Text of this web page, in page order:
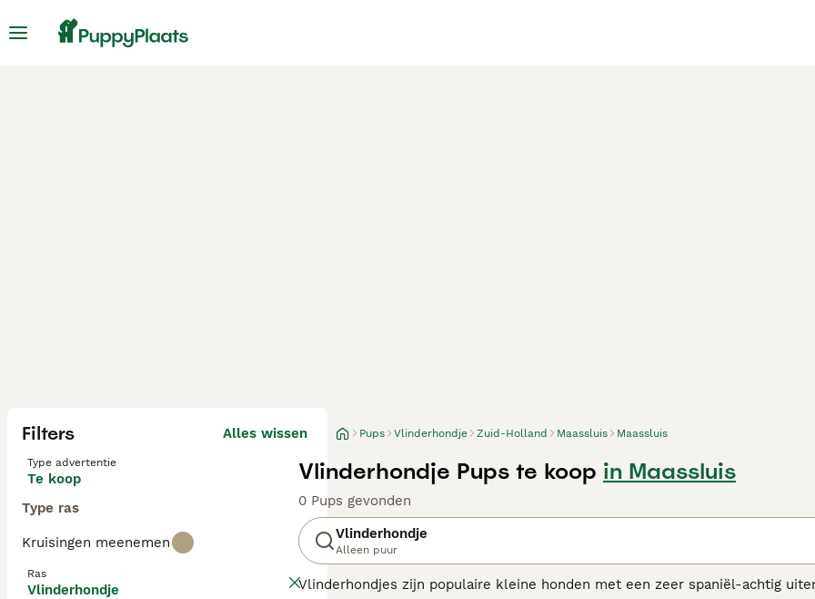
Filters Alles wissen
Type advertentie
Te koop
Type ras
Kruisingen meenemen
Ras
Vlinderhondje
Pups Vlinderhondje Zuid-Holland Maassluis Maassluis
Vlinderhondje Pups te koop in Maassluis
0 Pups gevonden
Vlinderhondje
Alleen puur
Vlinderhondjes zijn populaire kleine honden met een zeer spaniël-achtig